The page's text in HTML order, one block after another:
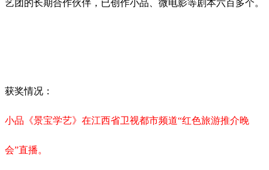
艺团的长期合作伙伴，已创作小品、微电影等剧本六百多个。
获奖情况：
小品《景宝学艺》在江西省卫视都市频道“红色旅游推介晚
会”直播。